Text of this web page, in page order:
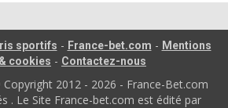
sportifs - France-bet.com - Mentions
cookies - Contactez-nous
Copyright 2012 - 2026 - France-Bet.com
. Le Site France-bet.com est édité par